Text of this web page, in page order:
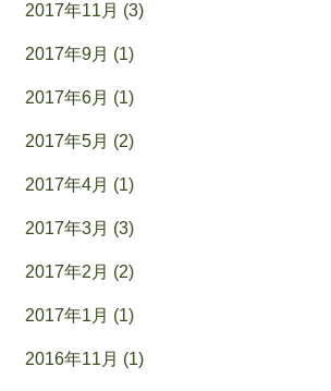
2017年11月 (3)
2017年9月 (1)
2017年6月 (1)
2017年5月 (2)
2017年4月 (1)
2017年3月 (3)
2017年2月 (2)
2017年1月 (1)
2016年11月 (1)